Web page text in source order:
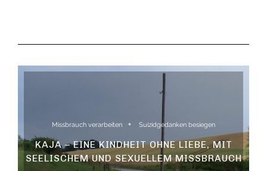
Missbrauch verarbeiten Suizidgedanken besiegen
KAJA – EINE KINDHEIT OHNE LIEBE, MIT
SEELISCHEM UND SEXUELLEM MISSBRAUCH